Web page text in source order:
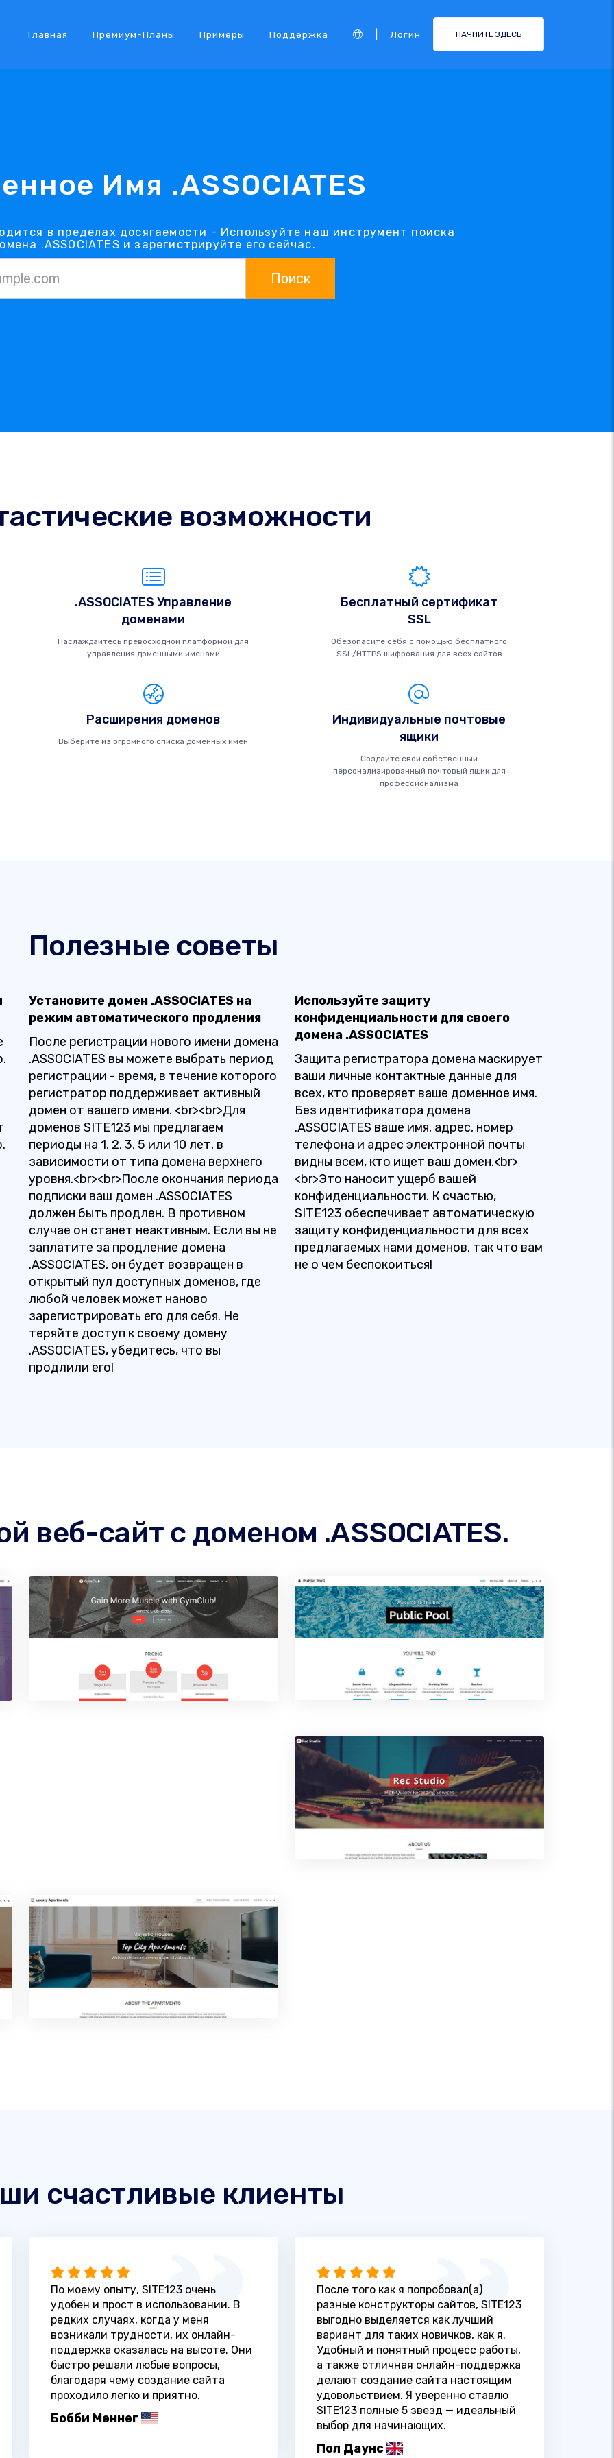
Главная Премиум-Планы Примеры Поддержка Логин НАЧНИТЕ ЗДЕСЬ
Имя .ASSOCIATES
в пределах досягаемости - Используйте наш инструмент поиска
.ASSOCIATES и зарегистрируйте его сейчас.
Поиск
возможности
.ASSOCIATES Управление
доменами
Наслаждайтесь превосходной платформой для
управления доменными именами
Бесплатный сертификат
SSL
Обезопасите себя с помощью бесплатного
SSL/HTTPS шифрования для всех сайтов
Расширения доменов
Выберите из огромного списка доменных имен
Индивидуальные почтовые
ящики
Создайте свой собственный
персонализированный почтовый ящик для
профессионализма
Полезные советы
Установите домен .ASSOCIATES на
режим автоматического продления
После регистрации нового имени домена
.ASSOCIATES вы можете выбрать период
регистрации - время, в течение которого
регистратор поддерживает активный
домен от вашего имени. <br><br>Для
доменов SITE123 мы предлагаем
периоды на 1, 2, 3, 5 или 10 лет, в
зависимости от типа домена верхнего
уровня.<br><br>После окончания периода
подписки ваш домен .ASSOCIATES
должен быть продлен. В противном
случае он станет неактивным. Если вы не
заплатите за продление домена
.ASSOCIATES, он будет возвращен в
открытый пул доступных доменов, где
любой человек может наново
зарегистрировать его для себя. Не
теряйте доступ к своему домену
.ASSOCIATES, убедитесь, что вы
продлили его!
Используйте защиту
конфиденциальности для своего
домена .ASSOCIATES
Защита регистратора домена маскирует
ваши личные контактные данные для
всех, кто проверяет ваше доменное имя.
Без идентификатора домена
.ASSOCIATES ваше имя, адрес, номер
телефона и адрес электронной почты
видны всем, кто ищет ваш домен.<br>
<br>Это наносит ущерб вашей
конфиденциальности. К счастью,
SITE123 обеспечивает автоматическую
защиту конфиденциальности для всех
предлагаемых нами доменов, так что вам
не о чем беспокоиться!
веб-сайт с доменом .ASSOCIATES.
счастливые клиенты
По моему опыту, SITE123 очень
удобен и прост в использовании. В
редких случаях, когда у меня
возникали трудности, их онлайн-
поддержка оказалась на высоте. Они
быстро решали любые вопросы,
благодаря чему создание сайта
проходило легко и приятно.
Бобби Меннег
После того как я попробовал(а)
разные конструкторы сайтов, SITE123
выгодно выделяется как лучший
вариант для таких новичков, как я.
Удобный и понятный процесс работы,
а также отличная онлайн-поддержка
делают создание сайта настоящим
удовольствием. Я уверенно ставлю
SITE123 полные 5 звезд — идеальный
выбор для начинающих.
Пол Даунс